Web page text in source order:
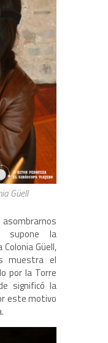
Güell
supone la
Güell,
muestra el
por la Torre
significó la
este motivo